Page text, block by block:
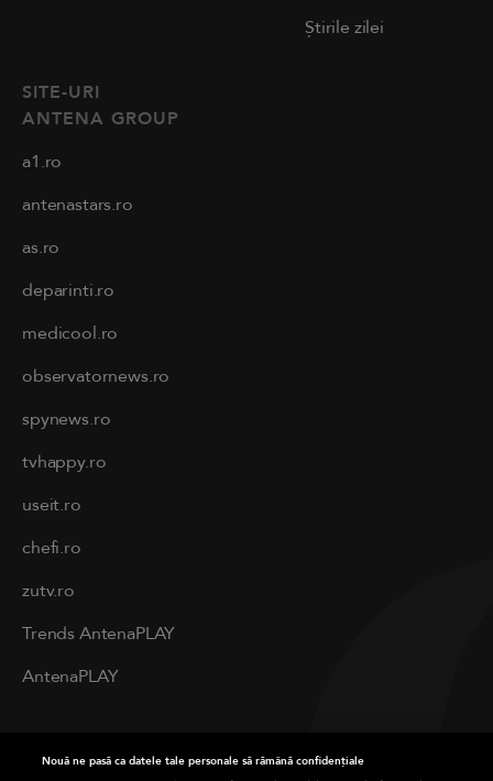
Știrile zilei
SITE-URI
ANTENA GROUP
a1.ro
antenastars.ro
as.ro
deparinti.ro
medicool.ro
observatornews.ro
spynews.ro
tvhappy.ro
useit.ro
chefi.ro
zutv.ro
Trends AntenaPLAY
AntenaPLAY
Nouă ne pasă ca datele tale personale să rămână confidențiale